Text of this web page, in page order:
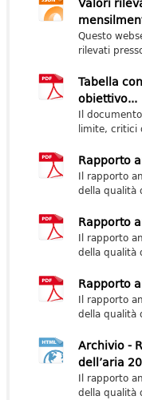
Questo
rilevati
Tabella
obiettivo...
Il
limite, critici
Rapporto
Il rapporto
della qualità
Rapporto
Il rapporto
della qualità
Rapporto
Il rapporto
della qualità
Archivio -
dell’aria
Il rapporto
della qualità